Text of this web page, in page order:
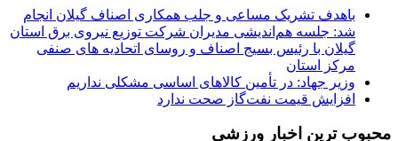
باهدف تشریک مساعی و جلب همکاری اصناف گیلان انجام
شد: جلسه هم‌اندیشی مدیران شركت توزیع نیروی برق استان
گیلان با رئیس بسیج اصناف و روسای اتحادیه های صنفی
مركز استان
وزیر جهاد: در تأمین کالاهای اساسی مشکلی نداریم
افزایش قیمت نفت‌گاز صحت ندارد
محبوب ترین اخبار ورزشی